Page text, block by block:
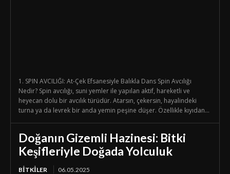
1. SPIN AVCILIĞI: At-Çek Efsanesiyle Balıkla Dans Spin Avcılığı
Nedir? Spin avcılığı, suni yemler ile yapılan aktif, hareketli ve
heyecan dolu bir avcılık türüdür. Atarsın, çekersin, hayalindeki
turna ya da levrek bir anda yemin peşine düşer. Özellikle kıyıdan...
Doğanın Gizemli Hazinesi: Bitki
Keşifleriyle Doğada Yolculuk
BİTKİLER 06.05.2025